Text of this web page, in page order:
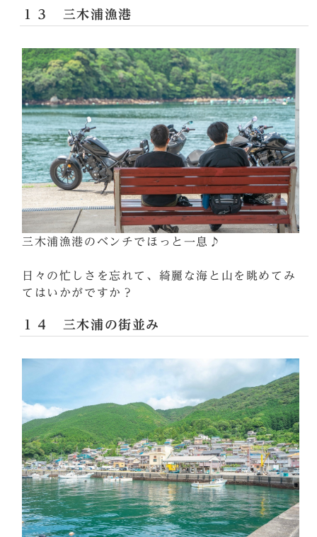
１３ 三木浦漁港
三木浦漁港のベンチでほっと一息♪
日々の忙しさを忘れて、綺麗な海と山を眺めてみ
てはいかがですか？
１４ 三木浦の街並み